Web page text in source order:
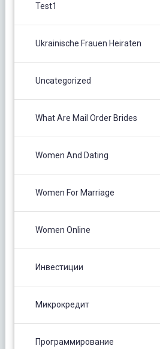
Test1
Ukrainische Frauen Heiraten
Uncategorized
What Are Mail Order Brides
Women And Dating
Women For Marriage
Women Online
Инвестиции
Микрокредит
Программирование